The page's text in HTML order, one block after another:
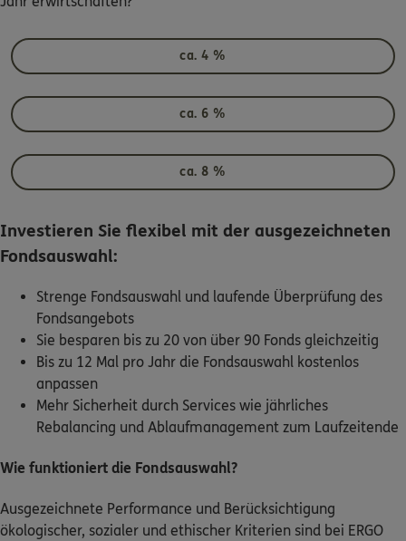
ca. 4 %
ca. 6 %
ca. 8 %
Investieren Sie flexibel mit der ausgezeichneten
Fondsauswahl:
Strenge Fondsauswahl und laufende Überprüfung des
Fondsangebots
Sie besparen bis zu 20 von über 90 Fonds gleichzeitig
Bis zu 12 Mal pro Jahr die Fondsauswahl kostenlos
anpassen
Mehr Sicherheit durch Services wie jährliches
Rebalancing und Ablaufmanagement zum Laufzeitende
Wie funktioniert die Fondsauswahl?
Ausgezeichnete Performance und Berücksichtigung
ökologischer, sozialer und ethischer Kriterien sind bei ERGO